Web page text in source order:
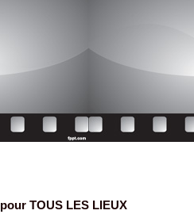
pour TOUS LES LIEUX